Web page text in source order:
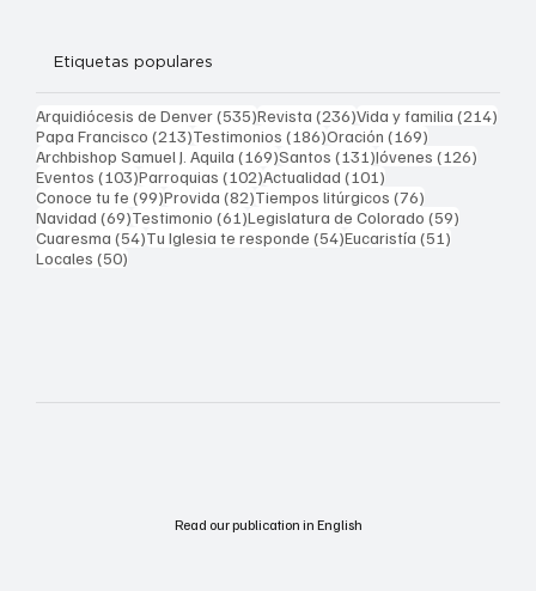
Etiquetas populares
Arquidiócesis de Denver(535)535 entradas
Revista (236)236 entradas
Vida y familia (214)
Papa Francisco (213)213 entradas
Testimonios (186)186 entradas
Oración (169)
Archbishop Samuel J. Aquila (169)169 entradas
Santos (131)131 entradas
Jóvenes (126)
Eventos (103)103 entradas
Parroquias (102)102 entradas
Actualidad (101)
Conoce tu fe (99)99 entradas
Provida (82)82 entradas
Tiempos litúrgicos (76)
Navidad (69)69 entradas
Testimonio (61)61 entradas
Legislatura de Colorado (59)
Cuaresma (54)54 entradas
Tu Iglesia te responde (54)54 entradas
Eucaristía (51)
Locales (50)
Read our publication in English